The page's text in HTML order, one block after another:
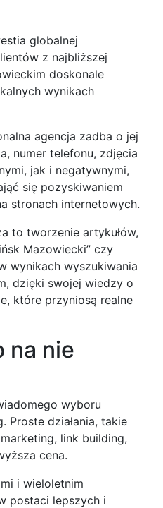
globalnej
z najbliższej
doskonale
wynikach
agencja zadba o jej
numer telefonu, zdjęcia
jak i negatywnymi,
się pozyskiwaniem
stronach internetowych.
to tworzenie artykułów,
Mazowiecki” czy
wynikach wyszukiwania
dzięki swojej wiedzy o
które przyniosą realne
na nie
wyboru
Proste działania, takie
link building,
cena.
i wieloletnim
postaci lepszych i